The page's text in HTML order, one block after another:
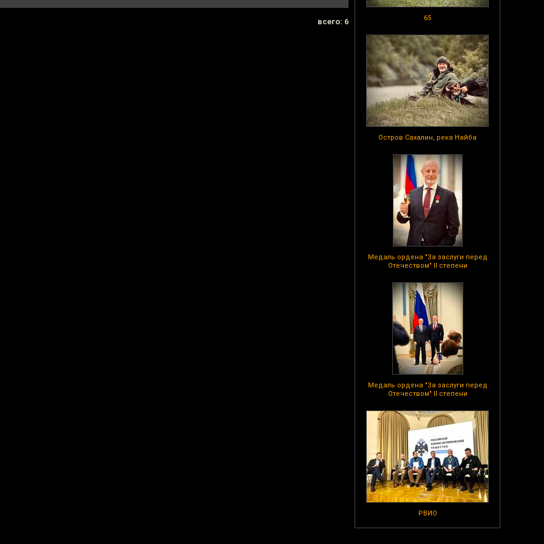
65
Остров Сахалин, река Найба
Медаль ордена "За заслуги перед
Отечеством" II степени
Медаль ордена "За заслуги перед
Отечеством" II степени
РВИО
всего: 6